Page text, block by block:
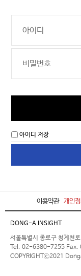
아이디 저장
이용약관 개인
DONG-A INSIGHT
서울특별시 종로구 청계천
Tel. 02-6380-7255
COPYRIGHTⓒ2021